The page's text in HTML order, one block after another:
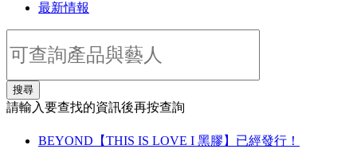
最新情報
搜尋
請輸入要查找的資訊後再按查詢
BEYOND【THIS IS LOVE I 黑膠】已經發行！